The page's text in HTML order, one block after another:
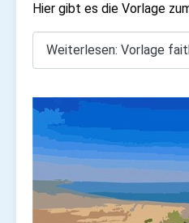
Hier gibt es die Vorlage
Weiterlesen: Vorlage